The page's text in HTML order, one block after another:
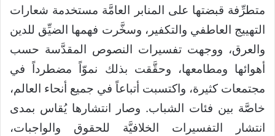
متطرِّفة قبضتها على المنابر العامَّة مستخدمة شعارات
التهييج العاطفي والتكفير، وسخَّرت فهمها الضيِّق للدين
والعرق، ووجهت تفسيرات النصوص المقدَّسة حسب
أهوائها ومطامعها، وحقَّقت بذلك نموّاً مضطرداً في
مجتمعات كثيرة، واكتسبت أتباعاً في جميع أنحاء العالم،
خاصَّة بين فئات الشباب. وصار انتشارها يُقاس بمدى
انتشار التفسيرات الخلافيَّة للحقوق والواجبات،